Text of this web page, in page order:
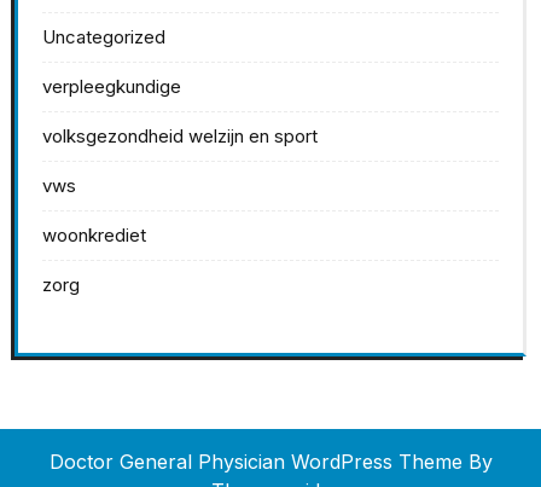
Uncategorized
verpleegkundige
volksgezondheid welzijn en sport
vws
woonkrediet
zorg
Doctor General Physician WordPress ThemeBy